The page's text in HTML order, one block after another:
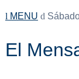
MENU
El